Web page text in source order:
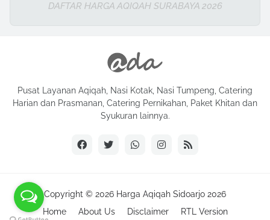
DAFTAR HARGA AQIQAH SURABAYA 2026
Pusat Layanan Aqiqah, Nasi Kotak, Nasi Tumpeng, Catering
Harian dan Prasmanan, Catering Pernikahan, Paket Khitan dan
Syukuran lainnya.
Copyright © 2026 Harga Aqiqah Sidoarjo 2026
Home
About Us Disclaimer RTL Version